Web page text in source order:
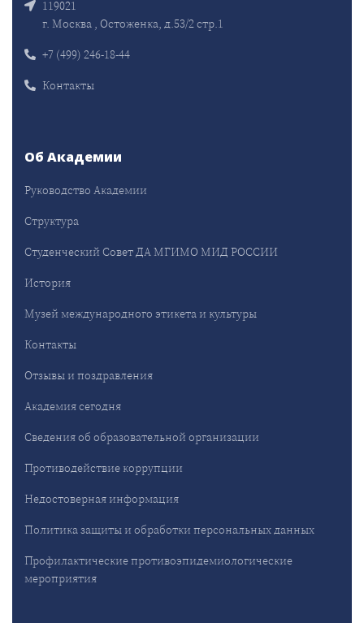
119021
г. Москва , Остоженка, д.53/2 стр.1
+7 (499) 246-18-44
Контакты
Об Академии
Руководство Академии
Структура
Студенческий Совет ДА МГИМО МИД РОССИИ
История
Музей международного этикета и культуры
Контакты
Отзывы и поздравления
Академия сегодня
Сведения об образовательной организации
Противодействие коррупции
Недостоверная информация
Политика защиты и обработки персональных данных
Профилактические противоэпидемиологические
мероприятия